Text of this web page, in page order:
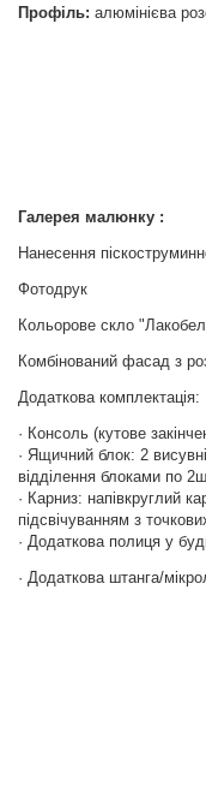
Профіль: алюмінієва
Колір
Галерея малюнку :
Нанесення
Фотодрук
Кольорове скло
Комбінований фасад з
Додаткова комплектація:
· Консоль (кутове
· Ящичний блок: 2
відділення блоками по
· Карниз: напівкруглий
підсвічуванням з
· Додаткова полиця у
· Додаткова штанга/